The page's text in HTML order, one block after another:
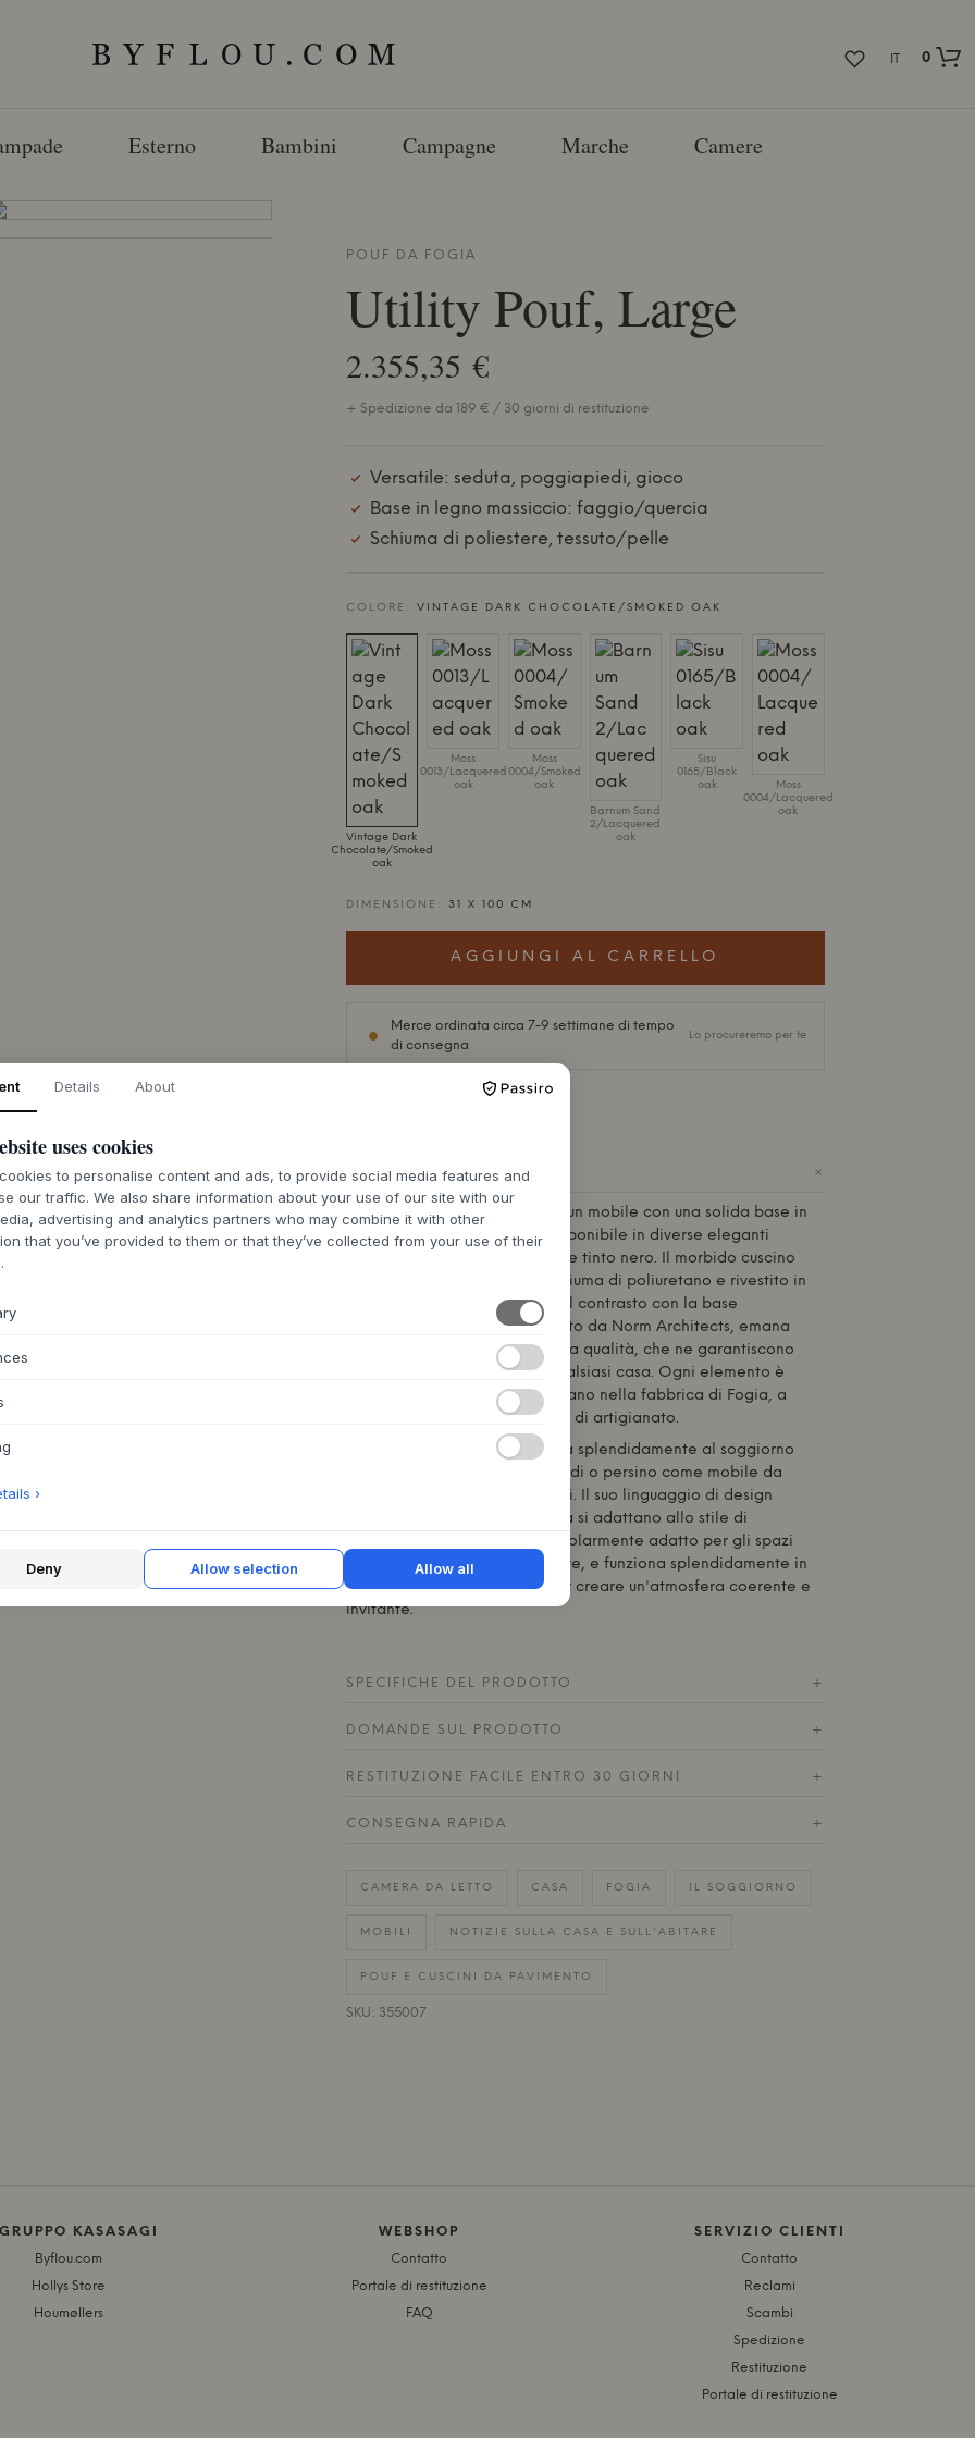
IT
0
Esterno Bambini Campagne Marche Camere
POUF DA FOGIA
Utility Pouf, Large
2.355,35 €
+ Spedizione da 189 € / 30 giorni di restituzione
Versatile: seduta, poggiapiedi, gioco
Base in legno massiccio: faggio/quercia
Schiuma di poliestere, tessuto/pelle
COLORE: VINTAGE DARK CHOCOLATE/SMOKED OAK
Vintage Dark
Chocolate/Smoked
oak
Moss
0013/Lacquered
oak
Moss
0004/Smoked
oak
Barnum Sand
2/Lacquered
oak
Sisu
0165/Black
oak
Moss
0004/Lacquered
oak
DIMENSIONE: 31 X 100 CM
AGGIUNGI AL CARRELLO
Merce ordinata circa 7-9 settimane di tempo
di consegna
Lo procureremo per te
DESCRIZIONE +
Il pouf Utility Large di
è un mobile con una solida base in
faggio o rovere massiccio, disponibile in diverse eleganti
finiture, tra cui rovere laccato e tinto nero. Il morbido cuscino
della seduta è imbottito in schiuma di poliuretano e rivestito in
tessuto o pelle, creando un bel contrasto con la base
geometrica in legno. Progettato da Norm Architects, emana
un'eleganza sobria e una solida qualità, che ne garantiscono
un'aggiunta senza tempo a qualsiasi casa. Ogni elemento è
accuratamente realizzato a mano nella fabbrica di Fogia, a
testimonianza di un alto livello di artigianato.
Questo versatile pouf si adatta splendidamente al soggiorno
come seduta extra, poggiapiedi o persino come mobile da
gioco nella stanza dei bambini. Il suo linguaggio di design
moderno e l'espressione calda si adattano allo stile di
arredamento nordico. È particolarmente adatto per gli spazi
aperti, dove può dare carattere, e funziona splendidamente in
combinazione con un altro per creare un'atmosfera coerente e
invitante.
SPECIFICHE DEL PRODOTTO +
DOMANDE SUL PRODOTTO +
RESTITUZIONE FACILE ENTRO 30 GIORNI +
CONSEGNA RAPIDA +
CAMERA DA LETTO CASA FOGIA IL SOGGIORNO
MOBILI NOTIZIE SULLA CASA E SULL'ABITARE
POUF E CUSCINI DA PAVIMENTO
SKU: 355007
GRUPPO KASASAGI
Byflou.com
Hollys Store
Houmøllers
WEBSHOP
Contatto
Portale di restituzione
FAQ
SERVIZIO CLIENTI
Contatto
Reclami
Scambi
Spedizione
Restituzione
Portale di restituzione
Details About
uses cookies
to personalise content and ads, to provide social media features and
our traffic. We also share information about your use of our site with our
advertising and analytics partners who may combine it with other
that you’ve provided to them or that they’ve collected from your use of their
›
Deny Allow selection Allow all